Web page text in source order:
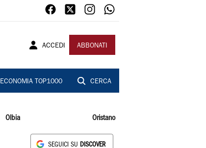
ACCEDI ABBONATI
ECONOMIA TOP1000 CERCA
Olbia Oristano
SEGUICI SU DISCOVER